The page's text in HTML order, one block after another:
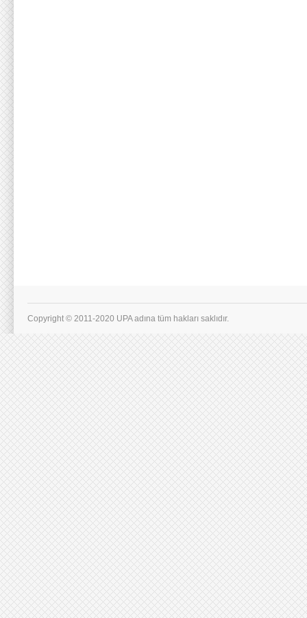
Copyright © 2011-2020 UPA adına tüm hakları saklıdır.